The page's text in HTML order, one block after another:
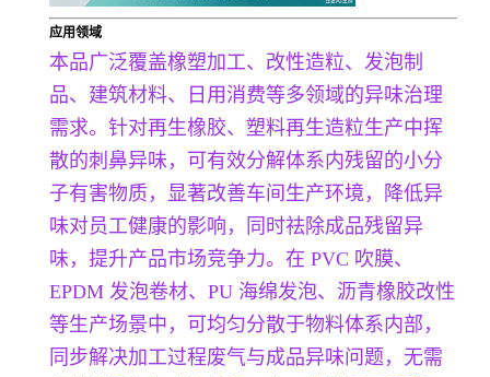
应用领域
本品广泛覆盖橡塑加工、改性造粒、发泡制
品、建筑材料、日用消费等多领域的异味治理
需求。针对再生橡胶、塑料再生造粒生产中挥
散的刺鼻异味，可有效分解体系内残留的小分
子有害物质，显著改善车间生产环境，降低异
味对员工健康的影响，同时祛除成品残留异
味，提升产品市场竞争力。在 PVC 吹膜、
EPDM 发泡卷材、PU 海绵发泡、沥青橡胶改性
等生产场景中，可均匀分散于物料体系内部，
同步解决加工过程废气与成品异味问题，无需